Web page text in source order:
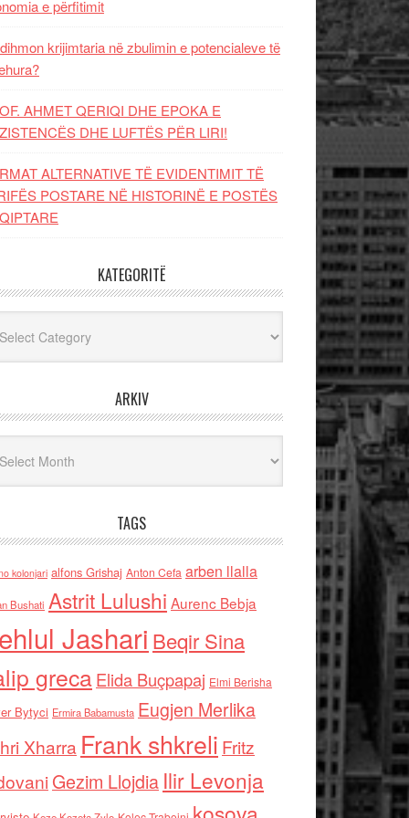
e përfitimit
krijimtaria në zbulimin e potencialeve të
AHMET QERIQI DHE EPOKA E
DHE LUFTЁS PЁR LIRI!
ALTERNATIVE TË EVIDENTIMIT TË
POSTARE NË HISTORINË E POSTËS
KATEGORITË
ARKIV
TAGS
kolonjari alfons Grishaj Anton Cefa arben llalla
Bushati Astrit Lulushi Aurenc Bebja
Jashari Beqir Sina
grecaElida Buçpapaj Elmi Berisha
Bytyci Ermira Babamusta Eugjen Merlika
Xharra Frank shkreli Fritz
Gezim Llojdia Ilir Levonja